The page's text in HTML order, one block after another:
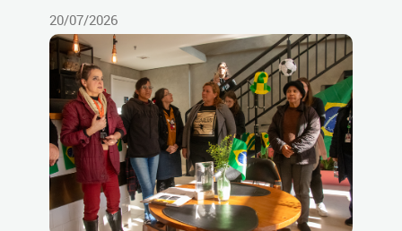
20/07/2026